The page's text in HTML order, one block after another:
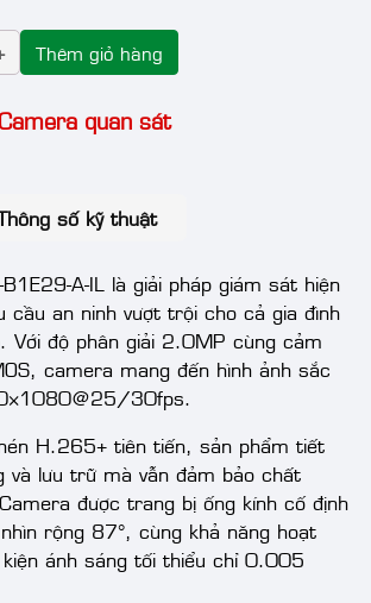
Thêm giỏ hàng
quan sát
số kỹ thuật
A-IL là giải pháp giám sát hiện
cầu an ninh vượt trội cho cả gia đình
Với độ phân giải 2.0MP cùng cảm
camera mang đến hình ảnh sắc
30fps.
H.265+ tiên tiến, sản phẩm tiết
và lưu trữ mà vẫn đảm bảo chất
được trang bị ống kính cố định
rộng 87°, cùng khả năng hoạt
ánh sáng tối thiểu chỉ 0.005